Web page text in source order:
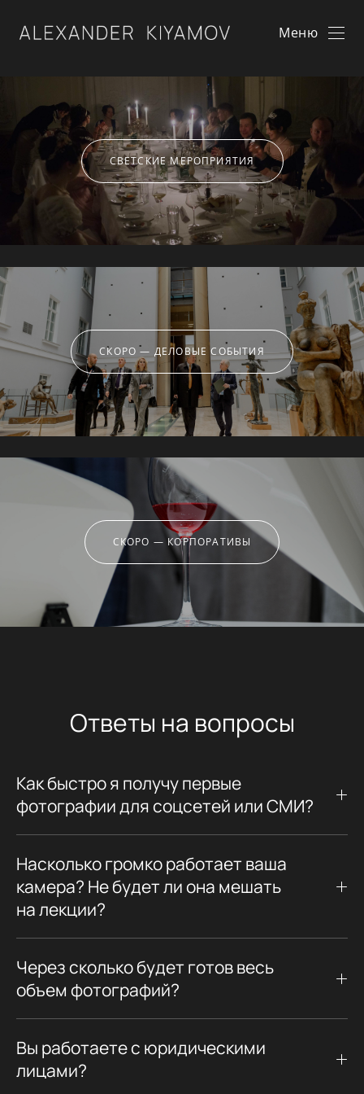
Меню
СВЕТСКИЕ МЕРОПРИЯТИЯ
СКОРО — ДЕЛОВЫЕ СОБЫТИЯ
СКОРО — КОРПОРАТИВЫ
Ответы на вопросы
Как быстро я получу первые
фотографии для соцсетей или СМИ?
Насколько громко работает ваша
камера? Не будет ли она мешать
на лекции?
Через сколько будет готов весь
объем фотографий?
Вы работаете с юридическими
лицами?